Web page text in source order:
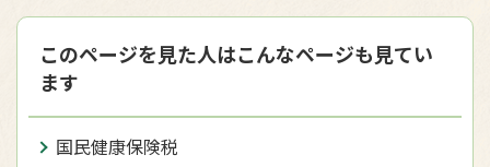
このページを見た人はこんなページも見てい
ます
国民健康保険税